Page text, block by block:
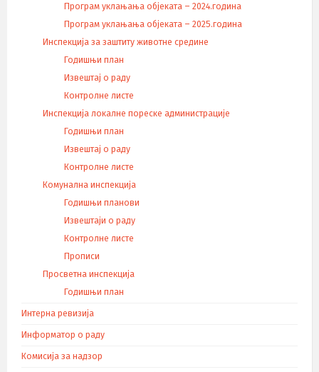
Програм уклањања објеката – 2024.година
Програм уклањања објеката – 2025.година
Инспекција за заштиту животне средине
Годишњи план
Извештај о раду
Контролне листе
Инспекција локалне пореске администрације
Годишњи план
Извештај о раду
Контролне листе
Комунална инспекција
Годишњи планови
Извештаји о раду
Контролне листе
Прописи
Просветна инспекција
Годишњи план
Интерна ревизија
Информатор о раду
Комисија за надзор